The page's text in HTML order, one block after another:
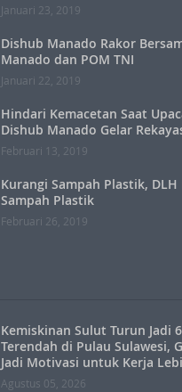
Januari 23, 2019
Dishub Manado Rakor
Manado dan POM TNI
Januari 22, 2019
Hindari Kemacetan Saat
Dishub Manado Gelar
Februari 13, 2019
Kurangi Sampah Plastik,
Sampah Plastik
Februari 26, 2019
Kemiskinan Sulut Turun Jadi
Terendah di Pulau Sulawesi,
Jadi Motivasi untuk Kerja
Agustus 05, 2026